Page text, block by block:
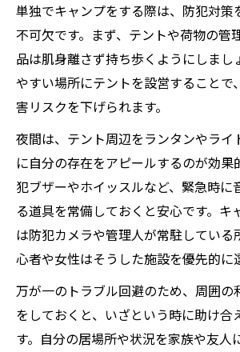
単独でキャンプをする際は、防犯対策
不可欠です。まず、テントや荷物の管
品は肌身離さず持ち歩くようにしまし
やすい場所にテントを設営することで
害リスクを下げられます。
夜間は、テント周辺をランタンやライ
に自分の存在をアピールするのが効果
犯ブザーやホイッスルなど、緊急時に
る道具を常備しておくと安心です。キ
は防犯カメラや管理人が常駐している
心者や女性はそうした施設を優先的に
万が一のトラブル回避のため、周囲の
をしておくと、いざという時に助け合
す。自分の居場所や状況を家族や友人